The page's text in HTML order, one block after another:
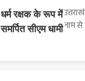
धर्म रक्षक के रूप में
समर्पित सीएम धामीनाम से